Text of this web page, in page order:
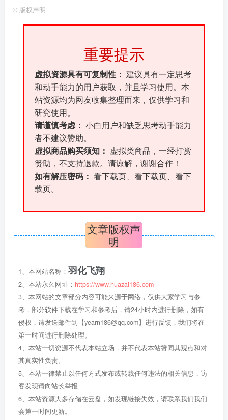
© 版权声明
重要提示
虚拟资源具有可复制性： 建议具有一定思考
和动手能力的用户获取，并且学习使用。本
站资源均为网友收集整理而来，仅供学习和
研究使用。
请谨慎考虑： 小白用户和缺乏思考动手能力
者不建议赞助。
虚拟商品购买须知：
虚拟类商品，一经打赏
赞助，不支持退款。请谅解，谢谢合作！
如有解压密码： 看下载页、看下载页、看下
载页。
文章版权声
明
1、本网站名称： 羽化飞翔
2、本站永久网址： https://www.huazai186.com
3、本网站的文章部分内容可能来源于网络，仅供大家学习与参
考，部分软件下载在学习和参考后，请24小时内进行删除，如有
侵权，请发送邮件到【yearn186@qq.com】进行反馈，我们将在
第一时间进行删除处理。
4、本站一切资源不代表本站立场，并不代表本站赞同其观点和对
其真实性负责。
5、本站一律禁止以任何方式发布或转载任何违法的相关信息，访
客发现请向站长举报
6、本站资源大多存储在云盘，如发现链接失效，请联系我们我们
会第一时间更新。